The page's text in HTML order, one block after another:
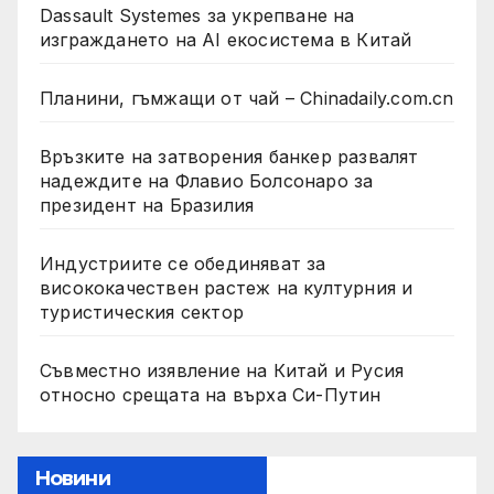
Dassault Systemes за укрепване на
изграждането на AI екосистема в Китай
Планини, гъмжащи от чай – Chinadaily.com.cn
Връзките на затворения банкер развалят
надеждите на Флавио Болсонаро за
президент на Бразилия
Индустриите се обединяват за
висококачествен растеж на културния и
туристическия сектор
Съвместно изявление на Китай и Русия
относно срещата на върха Си-Путин
Новини